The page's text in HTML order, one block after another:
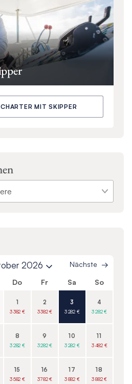
MIT SKIPPER
2026 Nächste
Do Fr Sa So
1
3 382 €
2
3 382 €
3
3 282 €
4
3 282 €
8
3 282 €
9
3 282 €
10
3 282 €
11
3 482 €
15
3 582 €
16
3 782 €
17
3 882 €
18
3 882 €